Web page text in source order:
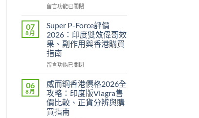
在
春
B
群
Candy
功
2026：
成
分、
效
果、
留言功能已關閉
07
8 月
Super P-Force評價
2026：印度雙效偉哥效
果、副作用與香港購買
指南
在
P-
Force
評
價
2026：
留言功能已關閉
06
8 月
威而鋼香港價格2026全
攻略：印度版Viagra售
價比較、正貨分辨與購
買指南